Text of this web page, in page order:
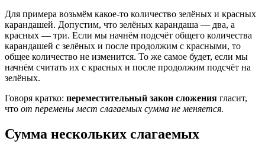
Для примера возьмём какое-то количество зелёных и красных
карандашей. Допустим, что зелёных карандаша — два, а
красных — три. Если мы начнём подсчёт общего количества
карандашей с зелёных и после продолжим с красными, то
общее количество не изменится. То же самое будет, если мы
начнём считать их с красных и после продолжим подсчёт на
зелёных.
Говоря кратко: переместительный закон сложения гласит,
что от перемены мест слагаемых сумма не меняется.
Сумма нескольких слагаемых